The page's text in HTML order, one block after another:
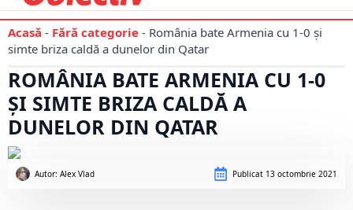
Acasă - Fără categorie - România bate Armenia cu 1-0 și
simte briza caldă a dunelor din Qatar
ROMÂNIA BATE ARMENIA CU 1-0
ȘI SIMTE BRIZA CALDĂ A
DUNELOR DIN QATAR
Autor: Alex Vlad Publicat 13 octombrie 2021